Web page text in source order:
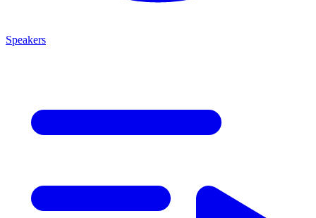
Speakers